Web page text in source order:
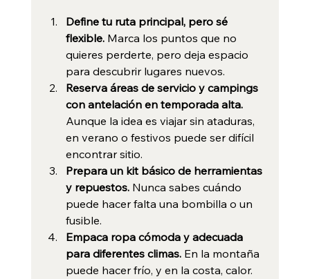
Define tu ruta principal, pero sé
flexible. Marca los puntos que no
quieres perderte, pero deja espacio
para descubrir lugares nuevos.
Reserva áreas de servicio y campings
con antelación en temporada alta.
Aunque la idea es viajar sin ataduras,
en verano o festivos puede ser difícil
encontrar sitio.
Prepara un kit básico de herramientas
y repuestos. Nunca sabes cuándo
puede hacer falta una bombilla o un
fusible.
Empaca ropa cómoda y adecuada
para diferentes climas. En la montaña
puede hacer frío, y en la costa, calor.